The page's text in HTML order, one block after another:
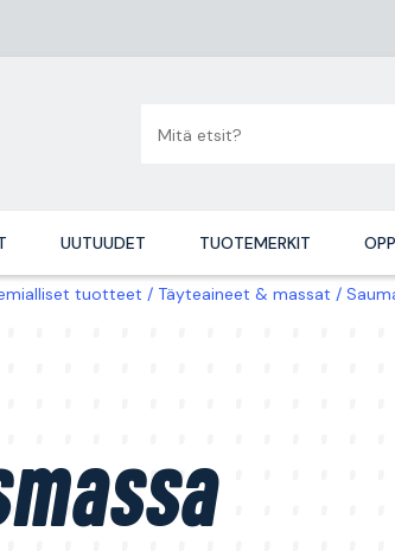
UUTUUDET TUOTEMERKIT
tuotteet Täyteaineet & massat